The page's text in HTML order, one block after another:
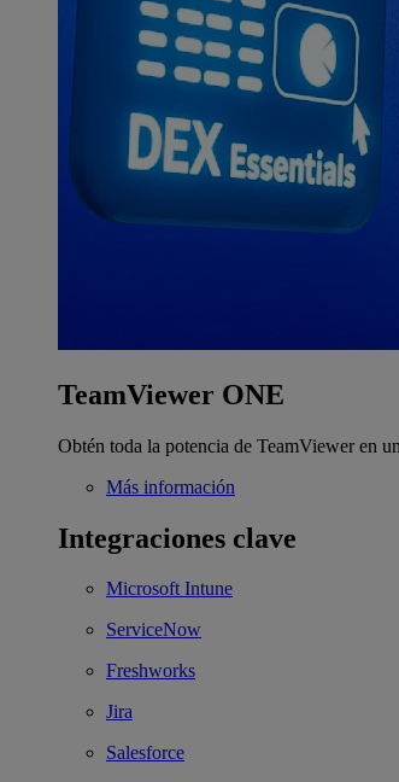
TeamViewer ONE
Obtén toda la potencia de TeamViewer en
Más información
Integraciones clave
Microsoft Intune
ServiceNow
Freshworks
Jira
Salesforce